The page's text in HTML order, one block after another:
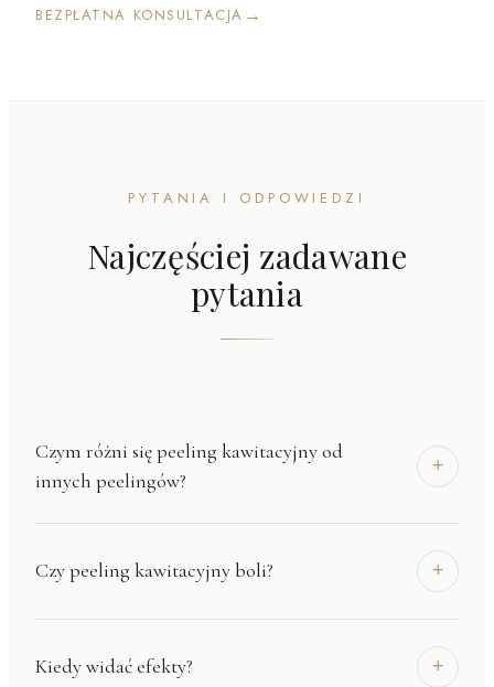
BEZPŁATNA KONSULTACJA →
PYTANIA I ODPOWIEDZI
Najczęściej zadawane
pytania
Czym różni się peeling kawitacyjny od
innych peelingów?
+
bez kwasów, bez mikrogranulek, bez tarcia
mechanicznego. Inne peelingi (chemiczne,
jest jednym z najdelikatniejszych sposobów
Czy peeling kawitacyjny boli? +
poczuć lekkie mrowienie na niektórych partiach twarzy
Kiedy widać efekty? +